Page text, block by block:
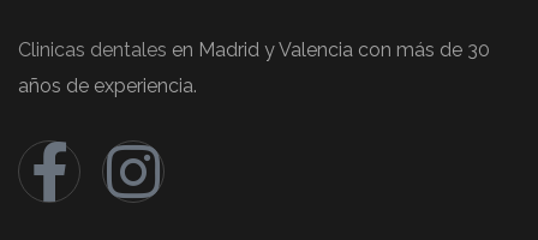
Clinicas dentales en Madrid y Valencia con más de 30
años de experiencia.